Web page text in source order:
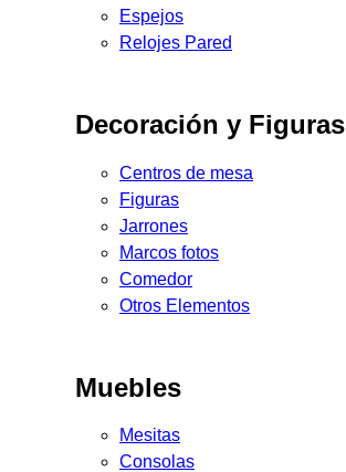
Espejos
Relojes Pared
Decoración y Figuras
Centros de mesa
Figuras
Jarrones
Marcos fotos
Comedor
Otros Elementos
Muebles
Mesitas
Consolas